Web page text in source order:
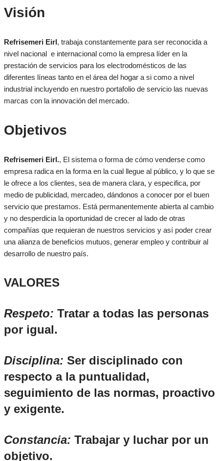
Visión
Refrisemeri Eirl, trabaja constantemente para ser reconocida a
nivel nacional e internacional como la empresa líder en la
prestación de servicios para los electrodomésticos de las
diferentes líneas tanto en el área del hogar a si como a nivel
industrial incluyendo en nuestro portafolio de servicio las nuevas
marcas con la innovación del mercado.
Objetivos
Refrisemeri Eirl., El sistema o forma de cómo venderse como
empresa radica en la forma en la cual llegue al público, y lo que se
le ofrece a los clientes, sea de manera clara, y especifica, por
medio de publicidad, mercadeo, dándonos a conocer por el buen
servicio que prestamos. Está permanentemente abierta al cambio
y no desperdicia la oportunidad de crecer al lado de otras
compañías que requieran de nuestros servicios y así poder crear
una alianza de beneficios mutuos, generar empleo y contribuir al
desarrollo de nuestro país.
VALORES
Respeto: Tratar a todas las personas
por igual.
Disciplina: Ser disciplinado con
respecto a la puntualidad,
seguimiento de las normas, proactivo
y exigente.
Constancia: Trabajar y luchar por un
objetivo.